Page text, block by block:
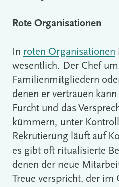
Rote Organisationen
In roten Organisationen
wesentlich. Der Chef
Familienmitgliedern
denen er vertrauen
Furcht und das
kümmern, unter
Rekrutierung läuft auf
es gibt oft ritualisierte
denen der neue
Treue verspricht, der im